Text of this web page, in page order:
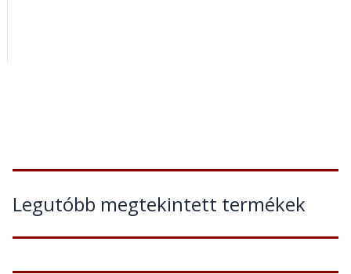
Legutóbb megtekintett termékek